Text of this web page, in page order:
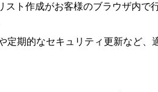
ト作成がお客様のブラウザ内
期的なセキュリティ更新など、